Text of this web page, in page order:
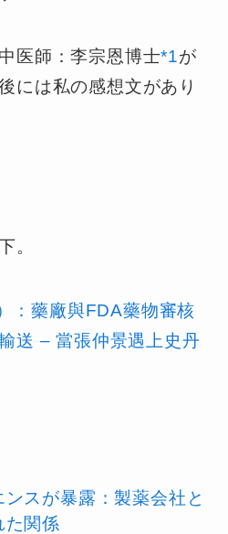
医師：李宗恩博士*1が
には私の感想文があり
。
：藥廠與FDA藥物審核
送 – 當張仲景遇上史丹
スが暴露：製薬会社と
た関係